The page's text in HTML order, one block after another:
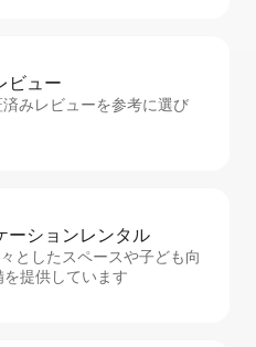
ビ⁠ュ⁠ー
みレビューを参考に選び
ー⁠シ⁠ョ⁠ンレ⁠ン⁠タ⁠ル
としたスペースや子ども向
提供しています